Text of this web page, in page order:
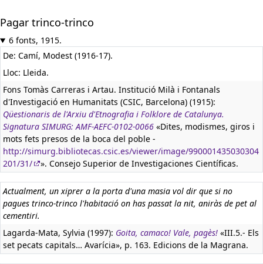
Pagar trinco-trinco
6 fonts, 1915.
De: Camí, Modest (1916-17).
Lloc: Lleida.
Fons Tomàs Carreras i Artau. Institució Milà i Fontanals
d'Investigació en Humanitats (CSIC, Barcelona) (1915):
Qüestionaris de l'Arxiu d'Etnografia i Folklore de Catalunya.
Signatura SIMURG: AMF-AEFC-0102-0066 «Dites, modismes, giros i
mots fets presos de la boca del poble -
http://simurg.bibliotecas.csic.es/viewer/image/990001435030304
201/31/
». Consejo Superior de Investigaciones Científicas.
Actualment, un xiprer a la porta d'una masia vol dir que si no
pagues trinco-trinco l'habitació on has passat la nit, aniràs de pet al
cementiri.
Lagarda-Mata, Sylvia (1997): Goita, camaco! Vale, pagès! «III.5.- Els
set pecats capitals… Avarícia», p. 163. Edicions de la Magrana.